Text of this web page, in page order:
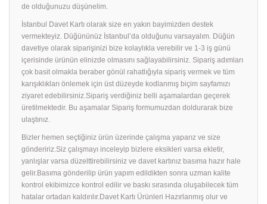
de olduğunuzu düşünelim.
İstanbul Davet Kartı olarak size en yakın bayimizden destek
vermekteyiz. Düğününüz İstanbul’da olduğunu varsayalım. Düğün
davetiye olarak siparişinizi bize kolaylıkla verebilir ve 1-3 iş günü
içerisinde ürünün elinizde olmasını sağlayabilirsiniz. Sipariş adımları
çok basit olmakla beraber gönül rahatlığıyla sipariş vermek ve tüm
karışıklıkları önlemek için üst düzeyde kodlanmış biçim sayfamızı
ziyaret edebilirsiniz.Sipariş verdiğiniz belli aşamalardan geçerek
üretilmektedir. Bu aşamalar Sipariş formumuzdan doldurarak bize
ulaştınız.
Bizler hemen seçtiğiniz ürün üzerinde çalışma yaparız ve size
göndeririz.Siz çalışmayı inceleyip bizlere eksikleri varsa ekletir,
yanlışlar varsa düzelttirebilirsiniz ve davet kartınız basıma hazır hale
gelir.Basıma gönderilip ürün yapım edildikten sonra uzman kalite
kontrol ekibimizce kontrol edilir ve baskı sırasında oluşabilecek tüm
hatalar ortadan kaldırılır.Davet Kartı Ürünleri Hazırlanmış olur ve